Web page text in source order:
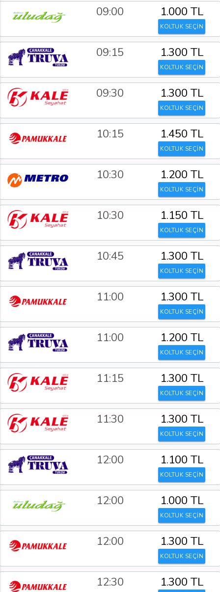
09:00 1.000 TL
KOLTUK SEÇİN
09:15 1.300 TL
KOLTUK SEÇİN
09:30 1.300 TL
KOLTUK SEÇİN
10:15 1.450 TL
KOLTUK SEÇİN
10:30 1.200 TL
KOLTUK SEÇİN
10:30 1.150 TL
KOLTUK SEÇİN
10:45 1.300 TL
KOLTUK SEÇİN
11:00 1.300 TL
KOLTUK SEÇİN
11:00 1.200 TL
KOLTUK SEÇİN
11:15 1.300 TL
KOLTUK SEÇİN
11:30 1.300 TL
KOLTUK SEÇİN
12:00 1.100 TL
KOLTUK SEÇİN
12:00 1.000 TL
KOLTUK SEÇİN
12:00 1.300 TL
KOLTUK SEÇİN
12:30 1.300 TL